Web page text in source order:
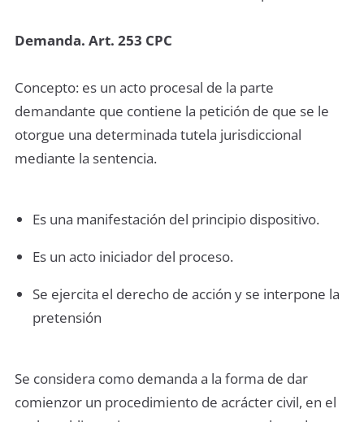
Demanda. Art. 253 CPC
Concepto: es un acto procesal de la parte
demandante que contiene la petición de que se le
otorgue una determinada tutela jurisdiccional
mediante la sentencia.
Es una manifestación del principio dispositivo.
Es un acto iniciador del proceso.
Se ejercita el derecho de acción y se interpone la
pretensión
Se considera como demanda a la forma de dar
comienzor un procedimiento de acrácter civil, en el